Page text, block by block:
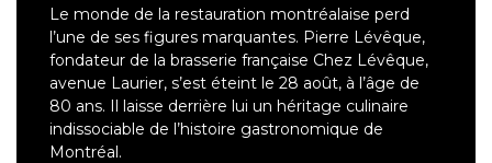
Le monde de la restauration montréalaise perd
l’une de ses figures marquantes. Pierre Lévêque,
fondateur de la brasserie française Chez Lévêque,
avenue Laurier, s’est éteint le 28 août, à l’âge de
80 ans. Il laisse derrière lui un héritage culinaire
indissociable de l’histoire gastronomique de
Montréal.